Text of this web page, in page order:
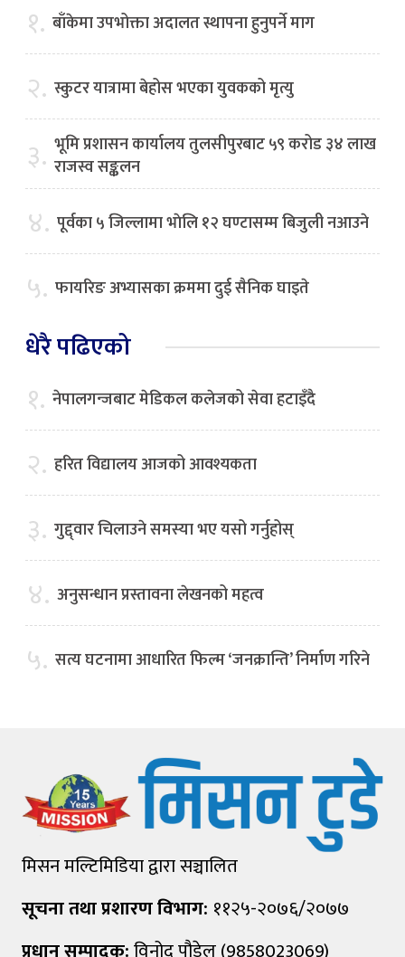
१. बाँकेमा उपभोक्ता अदालत स्थापना हुनुपर्ने माग
२. स्कुटर यात्रामा बेहोस भएका युवकको मृत्यु
३. भूमि प्रशासन कार्यालय तुलसीपुरबाट ५९ करोड ३४ लाख
राजस्व सङ्कलन
४. पूर्वका ५ जिल्लामा भाेलि १२ घण्टासम्म बिजुली नआउने
५. फायरिङ अभ्यासका क्रममा दुई सैनिक घाइते
धेरै पढिएको
१. नेपालगन्जबाट मेडिकल कलेजको सेवा हटाइँदै
२. हरित विद्यालय आजको आवश्यकता
३. गुद्द्वार चिलाउने समस्या भए यसो गर्नुहोस्
४. अनुसन्धान प्रस्तावना लेखनको महत्व
५. सत्य घटनामा आधारित फिल्म ‘जनक्रान्ति’ निर्माण गरिने
मिसन मल्टिमिडिया द्वारा सञ्चालित
सूचना तथा प्रशारण विभाग: ११२५-२०७६/२०७७